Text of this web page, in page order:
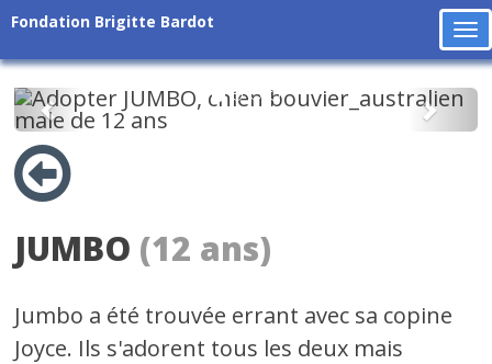
Fondation Brigitte Bardot
Précédent
JUMBO (12 ans)
Jumbo a été trouvée errant avec sa copine
Joyce. Ils s'adorent tous les deux mais